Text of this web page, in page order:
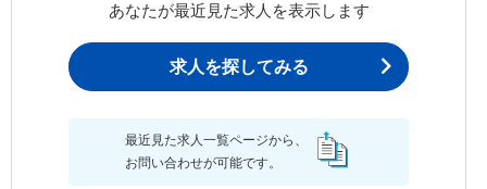
あなたが最近見た求人を表示します
求人を探してみる
最近見た求人一覧ページから、
お問い合わせが可能です。